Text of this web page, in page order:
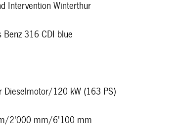
Intervention Winterthur
Benz 316 CDI blue
Dieselmotor/120 kW (163 PS)
2'000 mm/6'100 mm